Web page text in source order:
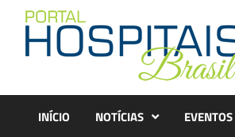
content
INÍCIO NOTÍCIAS EVENTOS